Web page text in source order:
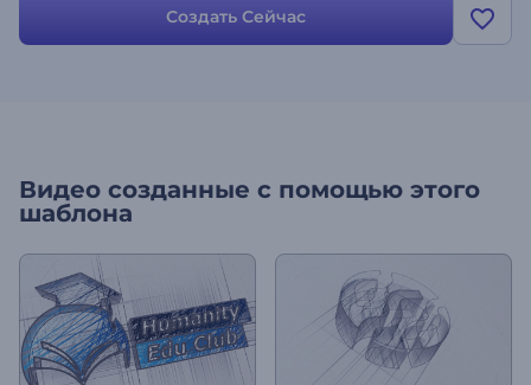
Создать Сейчас
Видео созданные с помощью этого
шаблона